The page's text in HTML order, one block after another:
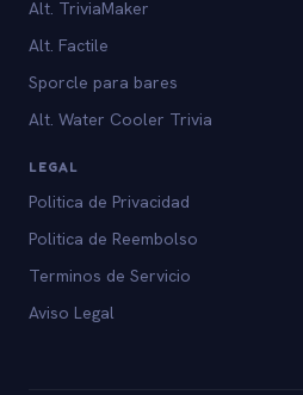
Alt. TriviaMaker
Alt. Factile
Sporcle para bares
Alt. Water Cooler Trivia
LEGAL
Politica de Privacidad
Politica de Reembolso
Terminos de Servicio
Aviso Legal